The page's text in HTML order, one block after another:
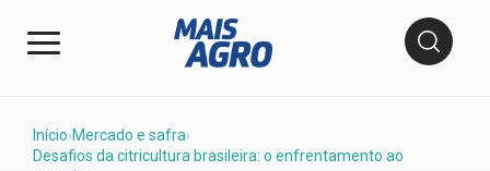
Início› Mercado e safra›
Desafios da citricultura brasileira: o enfrentamento ao